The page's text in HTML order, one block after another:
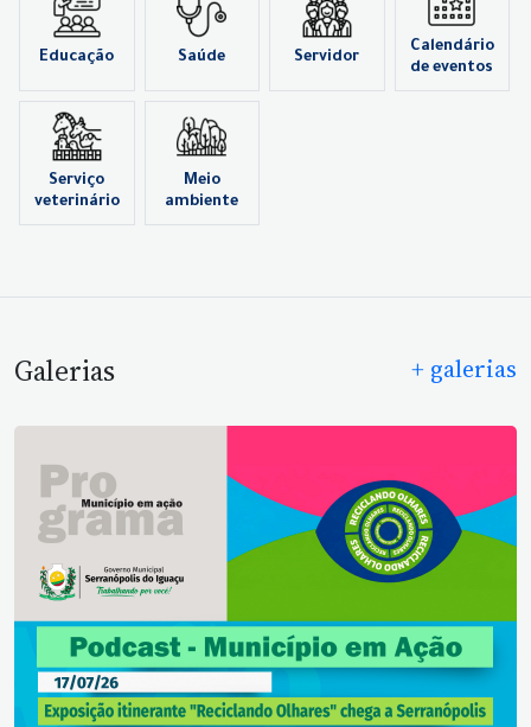
Educação Saúde Servidor
Calendário
de eventos
Serviço
veterinário
Meio
ambiente
Galerias + galerias